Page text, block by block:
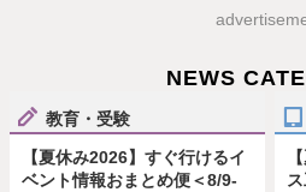
NEWS
教育・受験
【夏休み2026】すぐ行けるイ
ベント情報おまとめ便＜8/9-